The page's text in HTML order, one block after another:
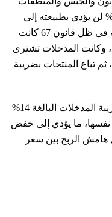
لضريبة قيمة مضافة بنسبة 14% لن يؤدي بطبيعته إلى
زيادة الأسعار على المستهلك، موضحًا أنه في ظل قانون 67 كانت
وكانت المدخلات تشترى
ثم تباع المنتجات بضريبة
وتابع، أن النظام الجديد يسمح بخصم ضريبة المدخلات البالغة 14%
نفسها، ما يؤدي إلى خفض
هامش الربح بين سعر